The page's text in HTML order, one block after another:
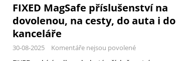
FIXED MagSafe příslušenství na
dovolenou, na cesty, do auta i do
kanceláře
30-08-2025 Komentáře nejsou povolené